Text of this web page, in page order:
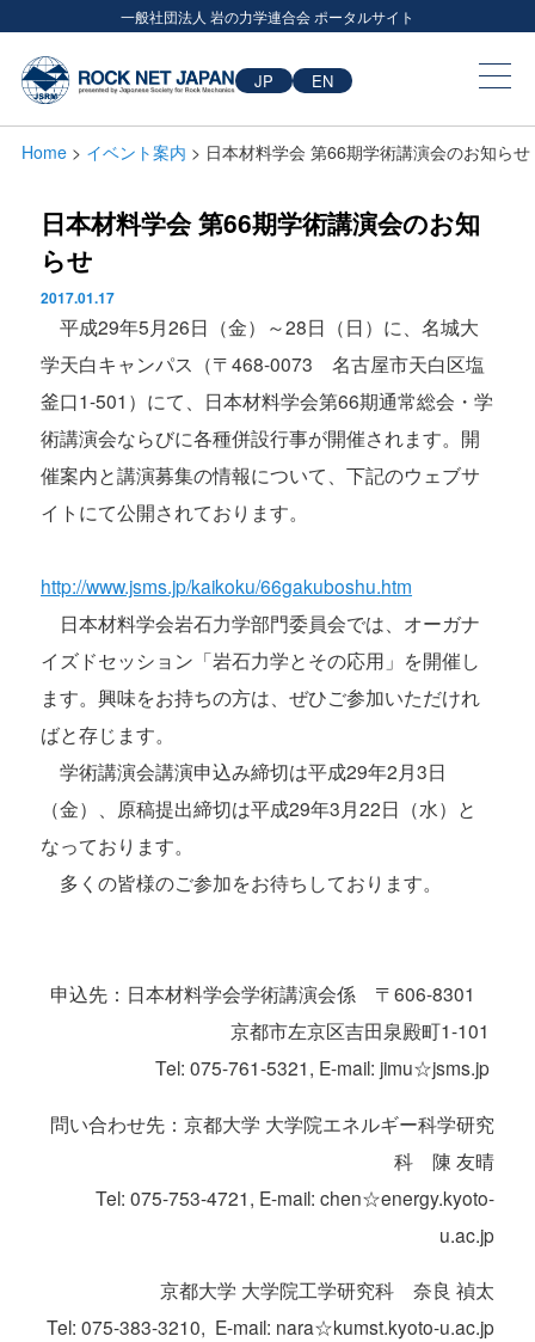
一般社団法人 岩の力学連合会 ポータルサイト
JP EN
Home > イベント案内 > 日本材料学会 第66期学術講演会のお知らせ
日本材料学会 第66期学術講演会のお知
らせ
2017.01.17
平成29年5月26日（金）～28日（日）に、名城大
学天白キャンパス（〒468-0073 名古屋市天白区塩
釜口1-501）にて、日本材料学会第66期通常総会・学
術講演会ならびに各種併設行事が開催されます。開
催案内と講演募集の情報について、下記のウェブサ
イトにて公開されております。
http://www.jsms.jp/kaikoku/66gakuboshu.htm
日本材料学会岩石力学部門委員会では、オーガナ
イズドセッション「岩石力学とその応用」を開催し
ます。興味をお持ちの方は、ぜひご参加いただけれ
ばと存じます。
学術講演会講演申込み締切は平成29年2月3日
（金）、原稿提出締切は平成29年3月22日（水）と
なっております。
多くの皆様のご参加をお待ちしております。
申込先：日本材料学会学術講演会係 〒606-8301
京都市左京区吉田泉殿町1-101
Tel: 075-761-5321, E-mail: jimu☆jsms.jp
問い合わせ先：京都大学 大学院エネルギー科学研究
科 陳 友晴
Tel: 075-753-4721, E-mail: chen☆energy.kyoto-
u.ac.jp
京都大学 大学院工学研究科 奈良 禎太
Tel: 075-383-3210, E-mail: nara☆kumst.kyoto-u.ac.jp